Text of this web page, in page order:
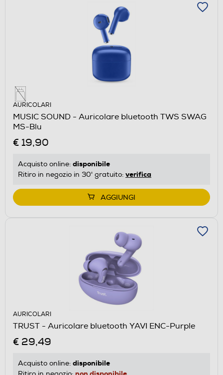
AURICOLARI
MUSIC SOUND - Auricolare bluetooth TWS SWAG
MS-Blu
€ 19,90
Acquisto online: disponibile
Ritiro in negozio in 30' gratuito: verifica
AGGIUNGI
AURICOLARI
TRUST - Auricolare bluetooth YAVI ENC-Purple
€ 29,49
Acquisto online: disponibile